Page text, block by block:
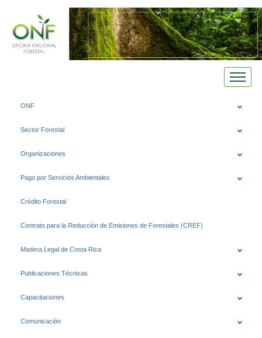
ONF
Sector Forestal
Organizaciones
Pago por Servicios Ambientales
Crédito Forestal
Contrato para la Reducción de Emisiones de Forestales (CREF)
Madera Legal de Costa Rica
Publicaciones Técnicas
Capacitaciones
Comunicación